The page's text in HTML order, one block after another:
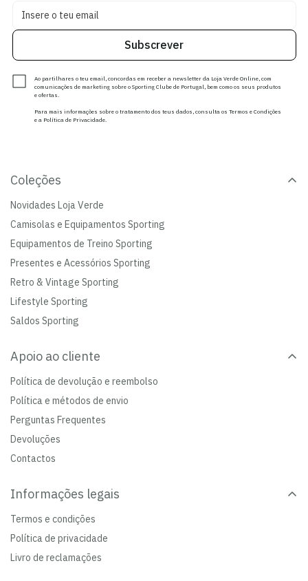
Subscrever
Ao partilhares o teu email, concordas em receber a newsletter da Loja Verde Online, com
comunicações de marketing sobre o Sporting Clube de Portugal, bem como os seus produtos
e ofertas.
Para mais informações sobre o tratamento dos teus dados, consulta os Termos e Condições
e a Política de Privacidade.
Coleções
Novidades Loja Verde
Camisolas e Equipamentos Sporting
Equipamentos de Treino Sporting
Presentes e Acessórios Sporting
Retro & Vintage Sporting
Lifestyle Sporting
Saldos Sporting
Apoio ao cliente
Política de devolução e reembolso
Política e métodos de envio
Perguntas Frequentes
Devoluções
Contactos
Informações legais
Termos e condições
Política de privacidade
Livro de reclamações